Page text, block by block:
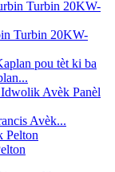
Turbin 20KW-
Avèk...